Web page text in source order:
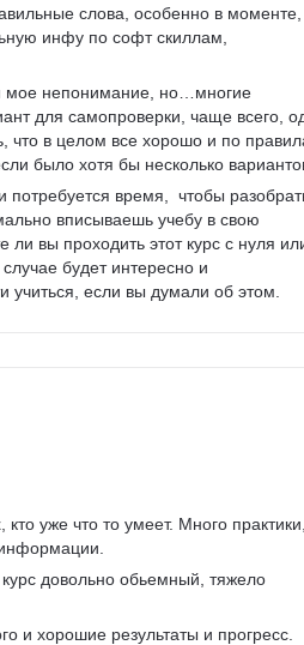
слова, особенно в моменте,
инфу по софт скиллам,
мое непонимание, но…многие
для самопроверки, чаще всего,
что в целом все хорошо и по
было хотя бы несколько
время,  чтобы
вписываешь учебу в свою
вы проходить этот курс с нуля
будет интересно и
учиться, если вы думали об этом.
уже что то умеет. Много практики,
курс довольно обьемный, тяжело
и хорошие результаты и прогресс.